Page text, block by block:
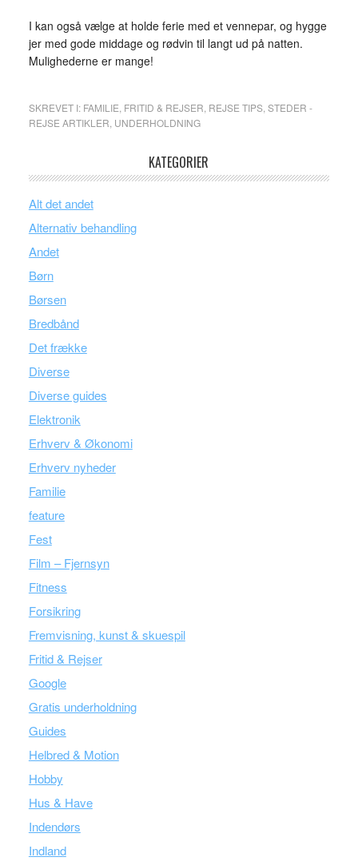
I kan også vælge at holde ferie med et vennepar, og hygge
jer med gode middage og rødvin til langt ud på natten.
Mulighederne er mange!
SKREVET I: FAMILIE FRITID & REJSER REJSE TIPS, STEDER -
REJSE ARTIKLER UNDERHOLDNING
KATEGORIER
Alt det andet
Alternativ behandling
Andet
Børn
Børsen
Bredbånd
Det frække
Diverse
Diverse guides
Elektronik
Erhverv & Økonomi
Erhverv nyheder
Familie
feature
Fest
Film – Fjernsyn
Fitness
Forsikring
Fremvisning, kunst & skuespil
Fritid & Rejser
Google
Gratis underholdning
Guides
Helbred & Motion
Hobby
Hus & Have
Indendørs
Indland